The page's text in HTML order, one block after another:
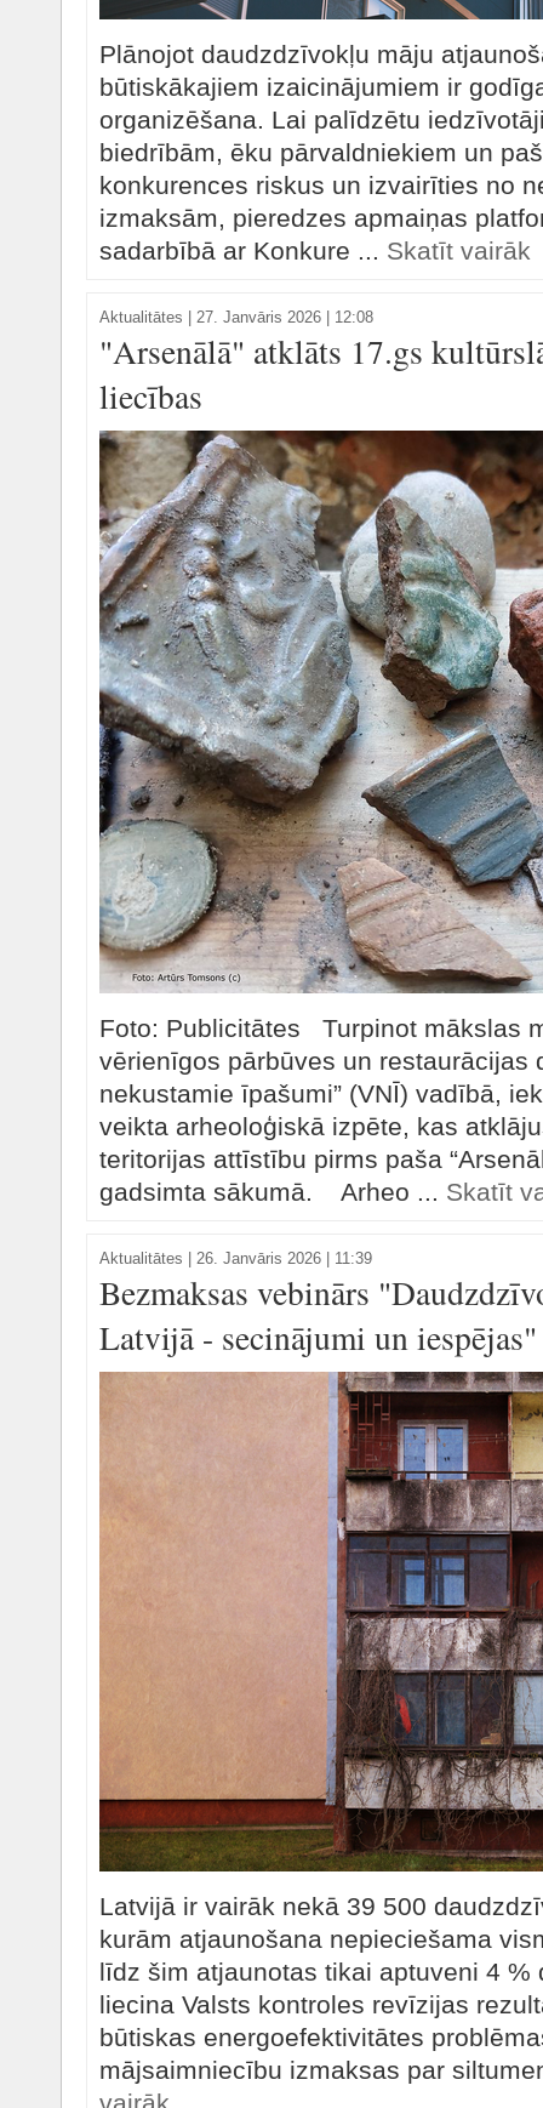
Plānojot daudzdzīvokļu māju
būtiskākajiem izaicinājumiem ir
organizēšana. Lai palīdzētu
biedrībām, ēku pārvaldniekiem un
konkurences riskus un izvairīties no
izmaksām, pieredzes apmaiņas
sadarbībā ar Konkure ... Skatīt vairāk
Aktualitātes 27. Janvāris 2026 | 12:08
"Arsenālā" atklāts 17.gs
liecības
Foto: Publicitātes Turpinot mākslas
vērienīgos pārbūves un restaurācijas
nekustamie īpašumi” (VNĪ) vadībā,
veikta arheoloģiskā izpēte, kas
teritorijas attīstību pirms paša
gadsimta sākumā. Arheo ... Skatīt
Aktualitātes 26. Janvāris 2026 | 11:39
Bezmaksas vebinārs
Latvijā - secinājumi un iespējas"
Latvijā ir vairāk nekā 39 500
kurām atjaunošana nepieciešama
līdz šim atjaunotas tikai aptuveni 4 %
liecina Valsts kontroles revīzijas
būtiskas energoefektivitātes
mājsaimniecību izmaksas par